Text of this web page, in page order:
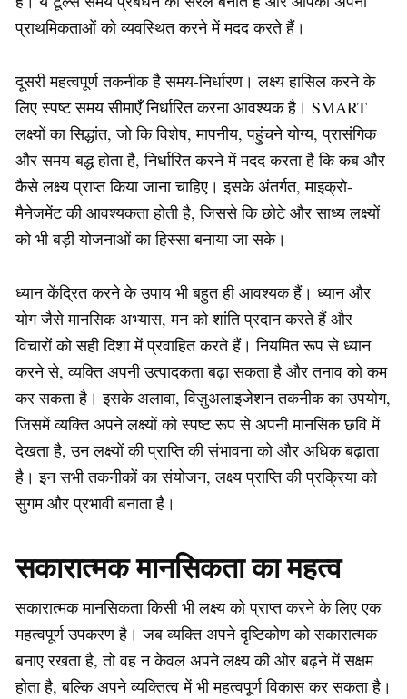
प्राथमिकताओं को व्यवस्थित करने में मदद करते हैं।
दूसरी महत्वपूर्ण तकनीक है समय-निर्धारण। लक्ष्य हासिल करने के
लिए स्पष्ट समय सीमाएँ निर्धारित करना आवश्यक है। SMART
लक्ष्यों का सिद्धांत, जो कि विशेष, मापनीय, पहुंचने योग्य, प्रासंगिक
और समय-बद्ध होता है, निर्धारित करने में मदद करता है कि कब और
कैसे लक्ष्य प्राप्त किया जाना चाहिए। इसके अंतर्गत, माइक्रो-
मैनेजमेंट की आवश्यकता होती है, जिससे कि छोटे और साध्य लक्ष्यों
को भी बड़ी योजनाओं का हिस्सा बनाया जा सके।
ध्यान केंद्रित करने के उपाय भी बहुत ही आवश्यक हैं। ध्यान और
योग जैसे मानसिक अभ्यास, मन को शांति प्रदान करते हैं और
विचारों को सही दिशा में प्रवाहित करते हैं। नियमित रूप से ध्यान
करने से, व्यक्ति अपनी उत्पादकता बढ़ा सकता है और तनाव को कम
कर सकता है। इसके अलावा, विज़ुअलाइजेशन तकनीक का उपयोग,
जिसमें व्यक्ति अपने लक्ष्यों को स्पष्ट रूप से अपनी मानसिक छवि में
देखता है, उन लक्ष्यों की प्राप्ति की संभावना को और अधिक बढ़ाता
है। इन सभी तकनीकों का संयोजन, लक्ष्य प्राप्ति की प्रक्रिया को
सुगम और प्रभावी बनाता है।
सकारात्मक मानसिकता का महत्व
सकारात्मक मानसिकता किसी भी लक्ष्य को प्राप्त करने के लिए एक
महत्वपूर्ण उपकरण है। जब व्यक्ति अपने दृष्टिकोण को सकारात्मक
बनाए रखता है, तो वह न केवल अपने लक्ष्य की ओर बढ़ने में सक्षम
होता है, बल्कि अपने व्यक्तित्व में भी महत्वपूर्ण विकास कर सकता है।